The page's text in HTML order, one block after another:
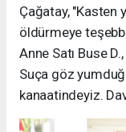
Çağatay, "Kasten
öldürmeye
Anne Satı Buse
Suça göz
kanaatindeyiz.